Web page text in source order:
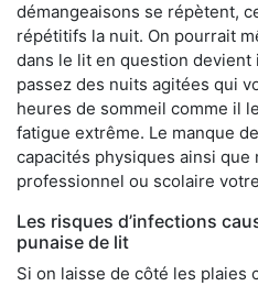
démangeaisons se répètent,
répétitifs la nuit. On pourrait
dans le lit en question devient
passez des nuits agitées qui
heures de sommeil comme il
fatigue extrême. Le manque
capacités physiques ainsi que
professionnel ou scolaire
Les risques d’infections
punaise de lit
Si on laisse de côté les plaies